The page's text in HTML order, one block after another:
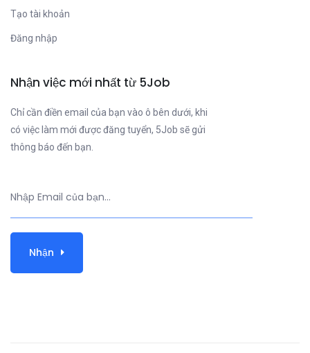
Tạo tài khoản
Đăng nhập
Nhận việc mới nhất từ 5Job
Chỉ cần điền email của bạn vào ô bên dưới, khi
có việc làm mới được đăng tuyển, 5Job sẽ gửi
thông báo đến bạn.
Nhận